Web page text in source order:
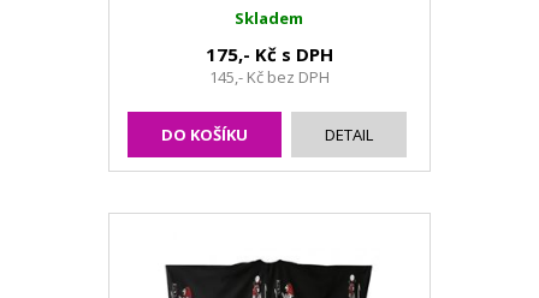
Skladem
175,- Kč s DPH
145,- Kč bez DPH
DO KOŠÍKU DETAIL